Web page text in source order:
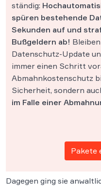
ständig:
spüren bestehende
Sekunden auf und
Bußgeldern ab!
Datenschutz-Update
immer einen Schritt
Abmahnkostenschutz
Sicherheit, sondern
im Falle einer
Pakete
Dagegen ging sie